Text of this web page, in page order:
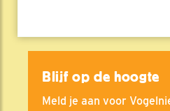
Blijf op de hoogte
Meld je aan voor